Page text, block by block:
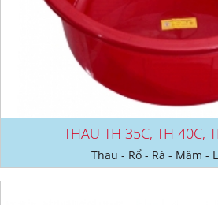
THAU TH 35C, TH 40C,
Thau - Rổ - Rá - Mâm -